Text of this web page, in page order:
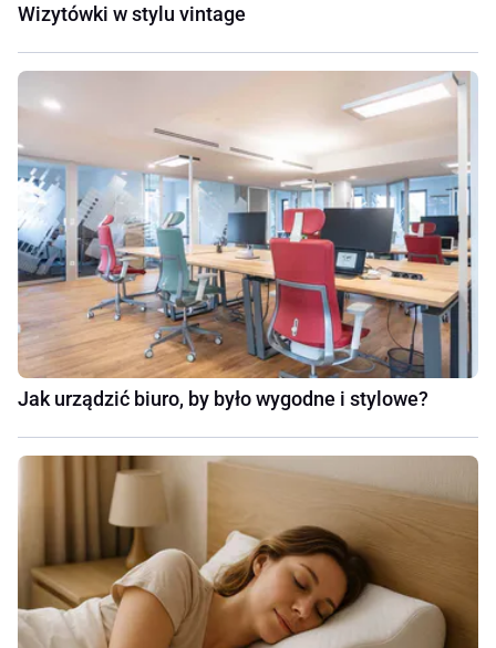
Wizytówki w stylu vintage
Jak urządzić biuro, by było wygodne i stylowe?